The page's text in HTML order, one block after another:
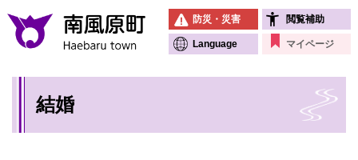
メニューを飛ばして本文へ
防災・災害 閲覧補助
Language マイページ
結婚